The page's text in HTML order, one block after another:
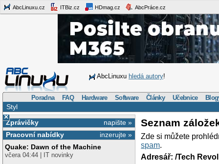
AbcLinuxu.cz ITBiz.cz HDmag.cz AbcPráce.cz
AbcLinuxu hledá autory!
Poradna FAQ Hardware Software Články Učebnice
Styl
×
napište »
Zprávičky
inzerujte »
Pracovní nabídky
Quake: Dawn of the Machine
včera 04:44 | IT novinky
Seznam
Zde si můžete
spam.
Adresář: /Tech